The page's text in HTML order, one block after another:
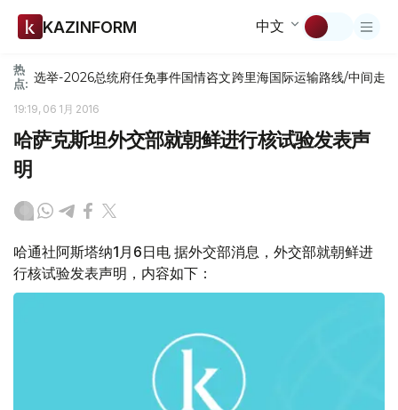
KAZINFORM 中文
热
点: 选举-2026总统府任免事件国情咨文跨里海国际运输路线/中间走廊
19:19, 06 1月 2016
哈萨克斯坦外交部就朝鲜进行核试验发表声
明
哈通社阿斯塔纳1月6日电 据外交部消息，外交部就朝鲜进
行核试验发表声明，内容如下：